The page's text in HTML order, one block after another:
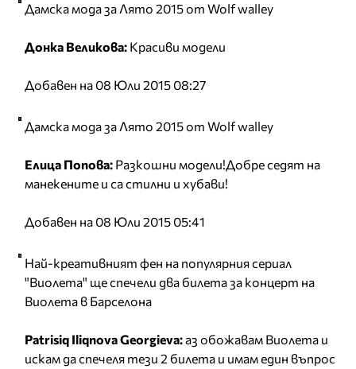
Дамска мода за Лято 2015 от Wolf walley
Донка Великова: Красиви модели
Добавен на 08 Юли 2015 08:27
Дамска мода за Лято 2015 от Wolf walley
Елица Попова: Разкошни модели!Добре седят на
манекените и са стилни и хубави!
Добавен на 08 Юли 2015 05:41
Най-креативният фен на популярния сериал
"Виолета" ще спечели два билета за концерт на
Виолета в Барселона
Patrisiq Iliqnova Georgieva: аз обожавам Виолета и
искам да спечеля тези 2 билета и имам един въпрос